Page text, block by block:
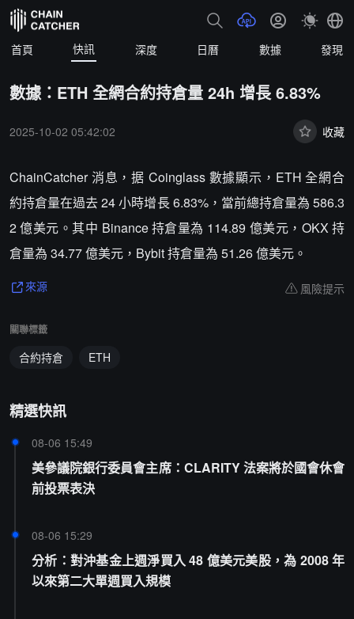
首頁 快訊 深度 日曆 數據 發現
數據：ETH 全網合約持倉量 24h 增長 6.83%
2025-10-02 05:42:02 收藏
ChainCatcher 消息，据 Coinglass 數據顯示，ETH 全網合
約持倉量在過去 24 小時增長 6.83%，當前總持倉量為 586.3
2 億美元。其中 Binance 持倉量為 114.89 億美元，OKX 持
倉量為 34.77 億美元，Bybit 持倉量為 51.26 億美元。
來源 風險提示
關聯標籤
合約持倉 ETH
精選快訊
08-06 15:49
美參議院銀行委員會主席：CLARITY 法案將於國會休會
前投票表決
08-06 15:29
分析：對沖基金上週淨買入 48 億美元美股，為 2008 年
以來第二大單週買入規模